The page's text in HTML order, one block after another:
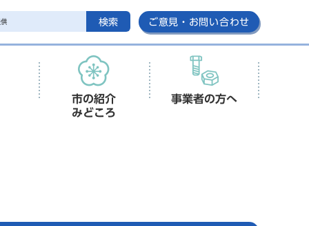
検索 ご意見・お問い合わせ
市の紹介
みどころ
事業者の方へ